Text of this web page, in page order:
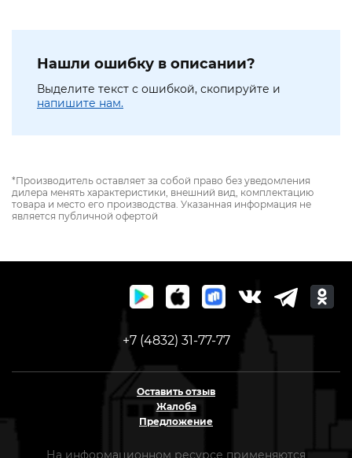
Нашли ошибку в описании?
Выделите текст с ошибкой, скопируйте и
напишите нам.
*Производитель оставляет за собой право без уведомления
дилера менять характеристики, внешний вид, комплектацию
товара и место его производства. Указанная информация не
является публичной офертой
+7 (4832) 31-77-77
Оставить отзыв
Жалоба
Предложение
На информационном ресурсе применяются